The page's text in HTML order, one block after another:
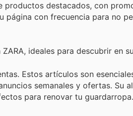
destacados, con
página con frecuencia para no
ideales para descubrir en
Estos artículos son
semanales y ofertas. Su
para renovar tu guardarropa.